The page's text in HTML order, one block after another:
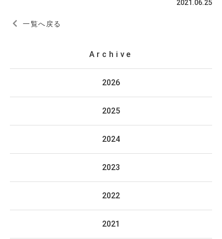
2021.06.25
一覧へ戻る
Archive
2026
2025
2024
2023
2022
2021